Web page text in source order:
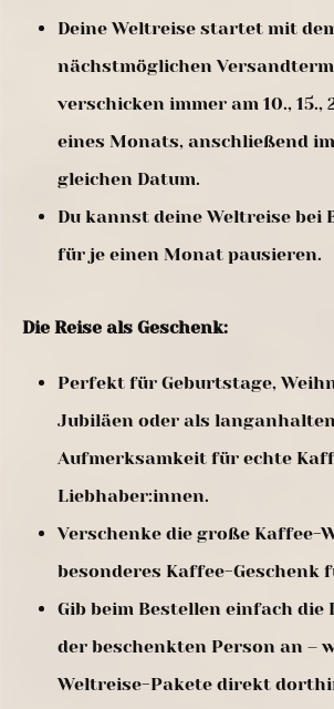
Deine Weltreise startet mit
nächstmöglichen
verschicken immer am 10., 15.,
eines Monats, anschließend
gleichen Datum.
Du kannst deine Weltreise bei
für je einen Monat pausieren.
Die Reise als Geschenk:
Perfekt für Geburtstage,
Jubiläen oder als
Aufmerksamkeit für echte
Liebhaber:innen.
Verschenke die große Kaffee-
besonderes Kaffee-Geschenk
Gib beim Bestellen einfach die
der beschenkten Person an –
Weltreise-Pakete direkt